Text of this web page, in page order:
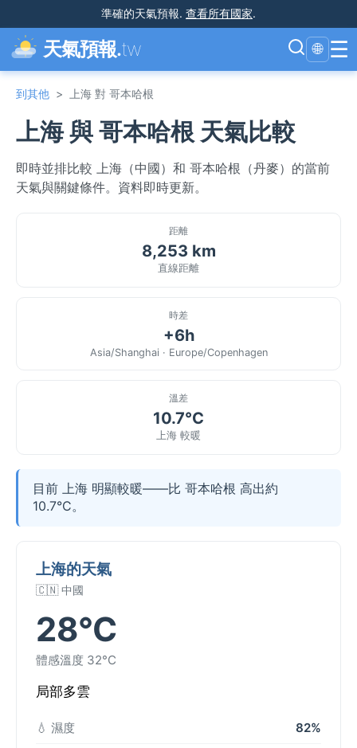
準確的天氣預報. 查看所有國家.
天氣預報.tw 🌐 ☰
到其他 > 上海 對 哥本哈根
上海 與 哥本哈根 天氣比較
即時並排比較 上海（中國）和 哥本哈根（丹麥）的當前
天氣與關鍵條件。資料即時更新。
距離
8,253 km
直線距離
時差
+6h
Asia/Shanghai · Europe/Copenhagen
溫差
10.7°C
上海 較暖
目前 上海 明顯較暖——比 哥本哈根 高出約
10.7°C。
上海的天氣
🇨🇳 中國
28°C
體感溫度 32°C
局部多雲
💧 濕度 82%